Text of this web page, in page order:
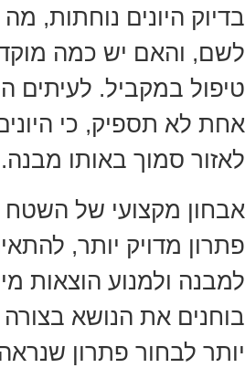
בדיוק היונים נוחתות,
לשם, והאם יש כמה
טיפול במקביל. לעיתים
אחת לא תספיק, כי
לאזור סמוך באותו מבנה.
אבחון מקצועי של
פתרון מדויק יותר,
למבנה ולמנוע הוצאות
בוחנים את הנושא
יותר לבחור פתרון